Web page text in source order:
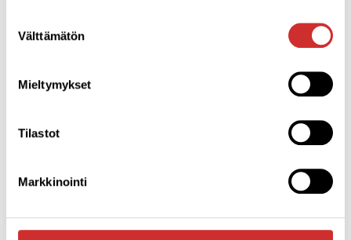
valinta
Välttämätön
Mieltymykset
Tilastot
Markkinointi
oikeasti avata silmäni ja
minä en olekaan
erityisen tärkeä hahmo tässä ajassa? Tarvitseeko jonkun muistaa
Aloin oikeasti tehdä meditaatioita kotonakin. Kurssin alusta
lähtien olimme saaneet tehtäväksi meditoida myös kotona. Minä
olin hoitanut sen ensimmäisen viikon aikana laittamalla ohjaajan
aikana nukkuminenkin voi olla välillä hyvä päätös niin silloin